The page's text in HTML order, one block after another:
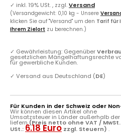
✓ inkl. 19% USt. , zzgl.Versand
(Versandgewicht: 0,10 kg - Unsere
klicken Sie auf "Versand" um den Tarif für
Ihrem Zielort zu berechnen.)
✓ Gewährleistung: Gegenüber
gesetzlichen Mängelhaftungsrechte
für gewerbliche Kunden.
✓ Versand aus Deutschland (DE)
Für Kunden in der Schweiz oder
Wir können diesen Artikel ohne
Umsatzsteuer in Länder außerhalb der
liefern(Preis netto ohne VAT /
USt.: 6.18 Euro zzgl. Steuern) .